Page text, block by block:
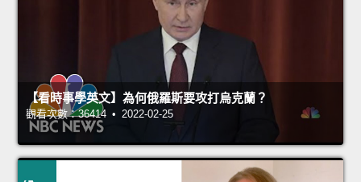
【看時事學英文】為何俄羅斯要攻打烏克蘭？
觀看次數：36414 • 2022-02-25